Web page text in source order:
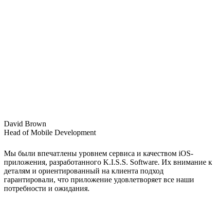
David Brown
Head of Mobile Development
Мы были впечатлены уровнем сервиса и качеством iOS-
приложения, разработанного K.I.S.S. Software. Их внимание к
деталям и ориентированный на клиента подход
гарантировали, что приложение удовлетворяет все наши
потребности и ожидания.